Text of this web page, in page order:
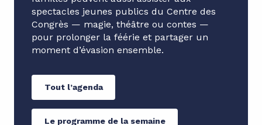
spectacles jeunes publics du Centre des
Congrès — magie, théâtre ou contes —
pour prolonger la féérie et partager un
moment d’évasion ensemble.
Tout l’agenda
Le programme de la semaine